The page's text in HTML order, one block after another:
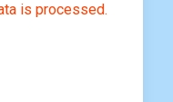
is processed.